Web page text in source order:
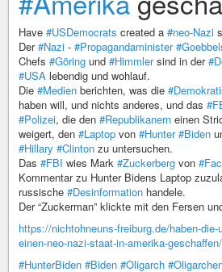
Have #USDemocrats created a #neo-Nazi
Der#Nazi - #Propagandaminister
Chefs #Göring und #Himmlersind in der
#USA lebendig und wohlauf.
Die #Medien berichten, was die
haben will, und nichts anderes, und das
#Polizei, die den #Republikanern einen
weigert, den #Laptop von #Hunter #Biden
#Hillary #Clinton zu untersuchen.
Das #FBI wies Mark #Zuckerberg von
Kommentar zu Hunter Bidens Laptop
russische #Desinformation handele.
Der “Zuckerman” klickte mit den Fersen
https://nichtohneuns-freiburg.de/haben-
einen-neo-nazi-staat-in-amerika-geschaffen/
#HunterBiden #Biden #Oligarch